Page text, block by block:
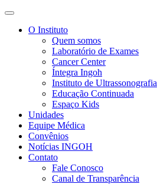
O Instituto
Quem somos
Laboratório de Exames
Cancer Center
Íntegra Ingoh
Instituto de Ultrassonografia
Educação Continuada
Espaço Kids
Unidades
Equipe Médica
Convênios
Notícias INGOH
Contato
Fale Conosco
Canal de Transparência